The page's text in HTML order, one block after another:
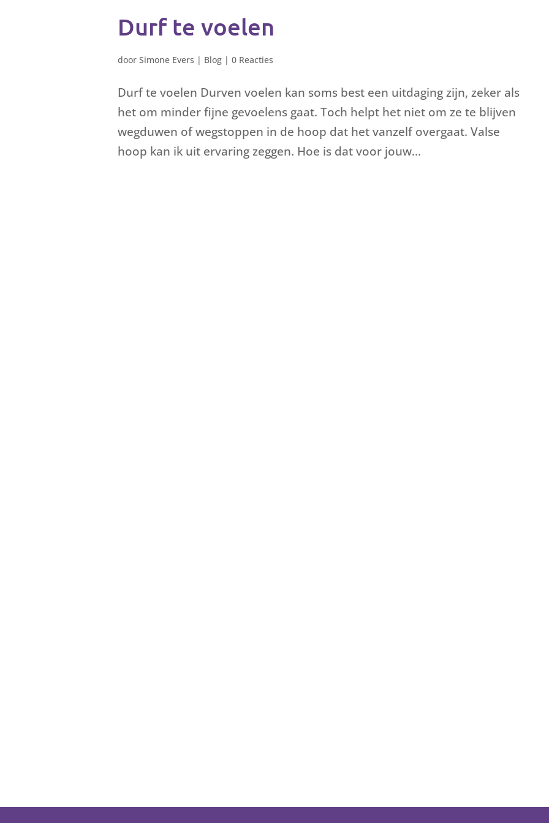
Durf te voelen
door Simone Evers | Blog | 0 Reacties
Durf te voelen Durven voelen kan soms best een uitdaging zijn, zeker als
het om minder fijne gevoelens gaat. Toch helpt het niet om ze te blijven
wegduwen of wegstoppen in de hoop dat het vanzelf overgaat. Valse
hoop kan ik uit ervaring zeggen. Hoe is dat voor jouw...